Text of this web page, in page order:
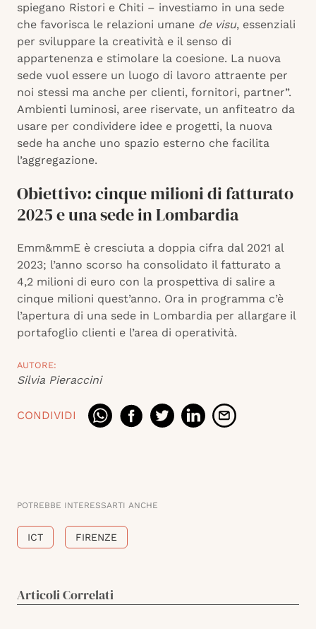
spiegano Ristori e Chiti – investiamo in una sede
che favorisca le relazioni umane de visu, essenziali
per sviluppare la creatività e il senso di
appartenenza e stimolare la coesione. La nuova
sede vuol essere un luogo di lavoro attraente per
noi stessi ma anche per clienti, fornitori, partner”.
Ambienti luminosi, aree riservate, un anfiteatro da
usare per condividere idee e progetti, la nuova
sede ha anche uno spazio esterno che facilita
l’aggregazione.
Obiettivo: cinque milioni di fatturato
2025 e una sede in Lombardia
Emm&mmE è cresciuta a doppia cifra dal 2021 al
2023; l’anno scorso ha consolidato il fatturato a
4,2 milioni di euro con la prospettiva di salire a
cinque milioni quest’anno. Ora in programma c’è
l’apertura di una sede in Lombardia per allargare il
portafoglio clienti e l’area di operatività.
AUTORE:
Silvia Pieraccini
CONDIVIDI
POTREBBE INTERESSARTI ANCHE
ICT FIRENZE
Articoli Correlati